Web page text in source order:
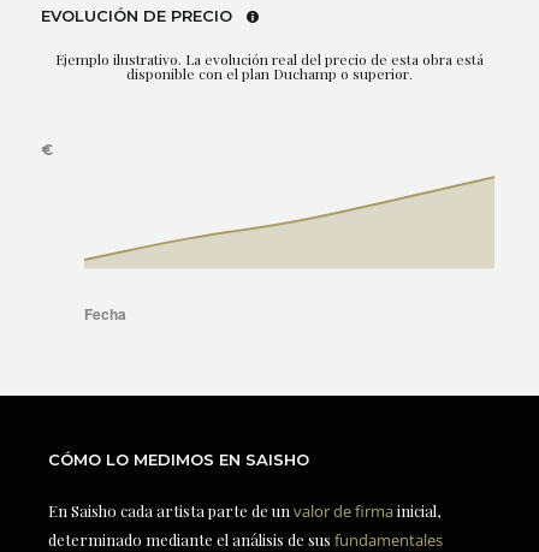
EVOLUCIÓN DE PRECIO
Ejemplo ilustrativo. La evolución real del precio de esta obra está
disponible con el plan Duchamp o superior.
CÓMO LO MEDIMOS EN SAISHO
En Saisho cada artista parte de un valor de firmainicial,
determinado mediante el análisis de sus fundamentales